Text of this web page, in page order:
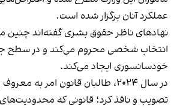
عملکرد آنان برگزار شده است.
نهادهای ناظر حقوق بشری گفته‌اند چنین
انتخاب شخصی محروم می‌کند و در سطح
خودسانسوری ایجاد می‌کند.
در سال ۲۰۲۴، طالبان قانون امر به
تصویب و نافذ کرد؛ قانونی که محدودیت‌های